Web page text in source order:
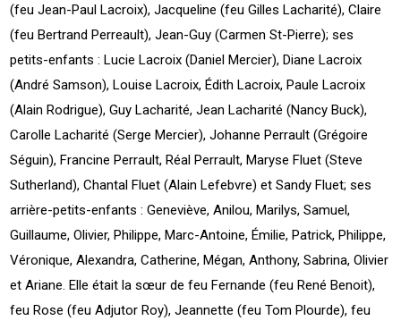
(feu Jean-Paul Lacroix), Jacqueline (feu Gilles Lacharité), Claire
(feu Bertrand Perreault), Jean-Guy (Carmen St-Pierre); ses
petits-enfants : Lucie Lacroix (Daniel Mercier), Diane Lacroix
(André Samson), Louise Lacroix, Édith Lacroix, Paule Lacroix
(Alain Rodrigue), Guy Lacharité, Jean Lacharité (Nancy Buck),
Carolle Lacharité (Serge Mercier), Johanne Perrault (Grégoire
Séguin), Francine Perrault, Réal Perrault, Maryse Fluet (Steve
Sutherland), Chantal Fluet (Alain Lefebvre) et Sandy Fluet; ses
arrière-petits-enfants : Geneviève, Anilou, Marilys, Samuel,
Guillaume, Olivier, Philippe, Marc-Antoine, Émilie, Patrick, Philippe,
Véronique, Alexandra, Catherine, Mégan, Anthony, Sabrina, Olivier
et Ariane. Elle était la sœur de feu Fernande (feu René Benoit),
feu Rose (feu Adjutor Roy), Jeannette (feu Tom Plourde), feu